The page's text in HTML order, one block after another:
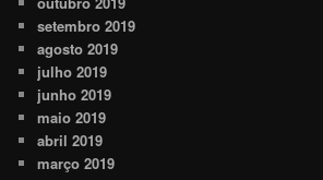
setembro 2019
agosto 2019
julho 2019
junho 2019
maio 2019
abril 2019
março 2019